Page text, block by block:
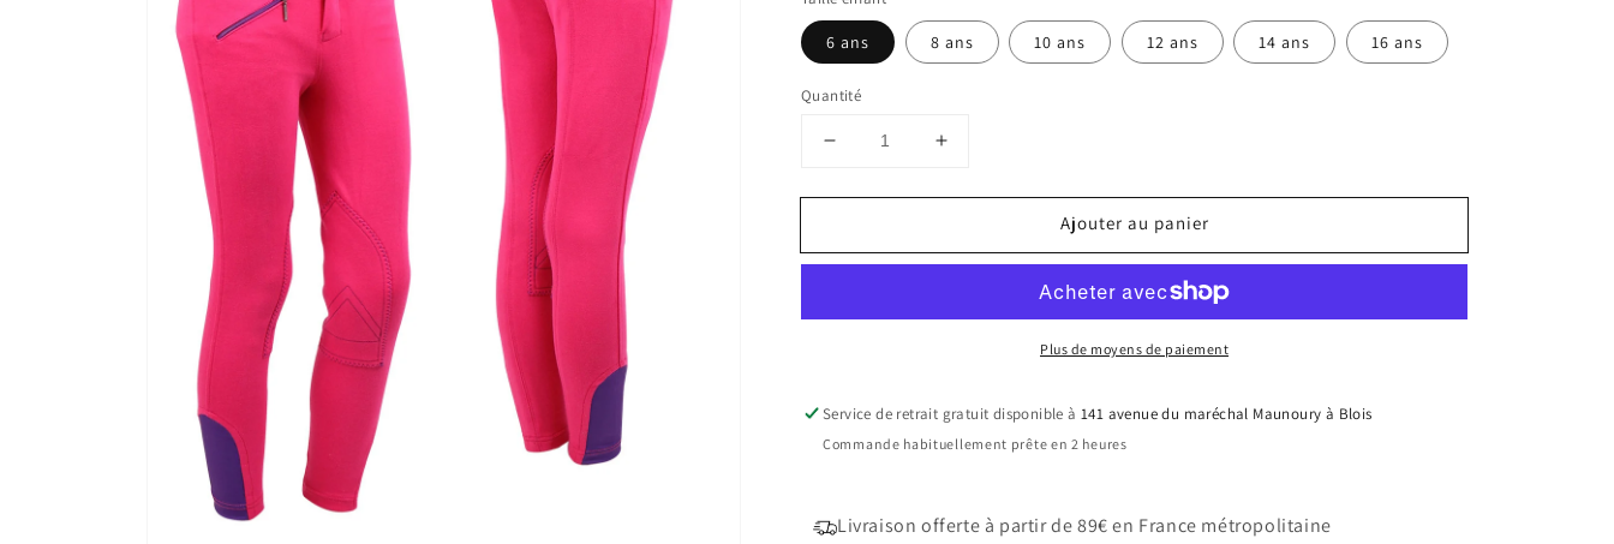
6 ans 8 ans 10 ans 12 ans 14 ans 16 ans
Quantité
Réduire
quantité
Pantalon
QHP
Augmenter
quantité
Pantalon
QHP
Ajouter au panier
Plus de moyens de paiement
Service de retrait gratuit disponible à 141 avenue du maréchal Maunoury à Blois
Commande habituellement prête en 2 heures
Livraison offerte à partir de 89€ en France métropolitaine